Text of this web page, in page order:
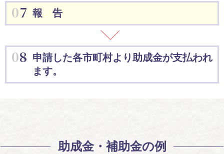
07 報 告
08 申請した各市町村より助成金が支払われ
ます。
助成金・補助金の例